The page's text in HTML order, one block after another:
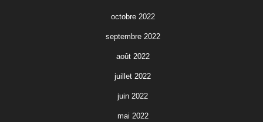
octobre 2022
septembre 2022
août 2022
juillet 2022
juin 2022
mai 2022